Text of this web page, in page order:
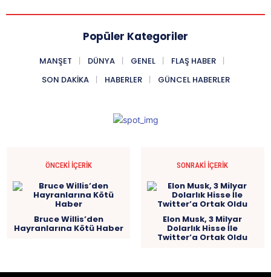
Popüler Kategoriler
MANŞET DÜNYA GENEL
FLAŞ HABER
SON DAKIKA
HABERLER GÜNCEL HABERLER
ÖNCEKI İÇERIK
Bruce Willis’den
Hayranlarına Kötü Haber
SONRAKI İÇERIK
Elon Musk, 3 Milyar
Dolarlık Hisse İle
Twitter’a Ortak Oldu